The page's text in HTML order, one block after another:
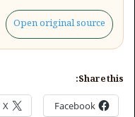
Open original source
Share this:
Facebook
X